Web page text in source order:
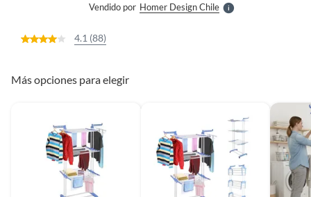
Vendido por Homer Design ChileS
4.1 (88)
Más opciones para elegir